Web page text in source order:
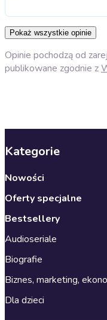
Pokaż wszystkie opinie
Opinie pochodzą od
publikowane zgodnie z
Kategorie
Nowości
Oferty specjalne
Bestsellery
Audioseriale
Biografie
Biznes, marketing,
Dla dzieci